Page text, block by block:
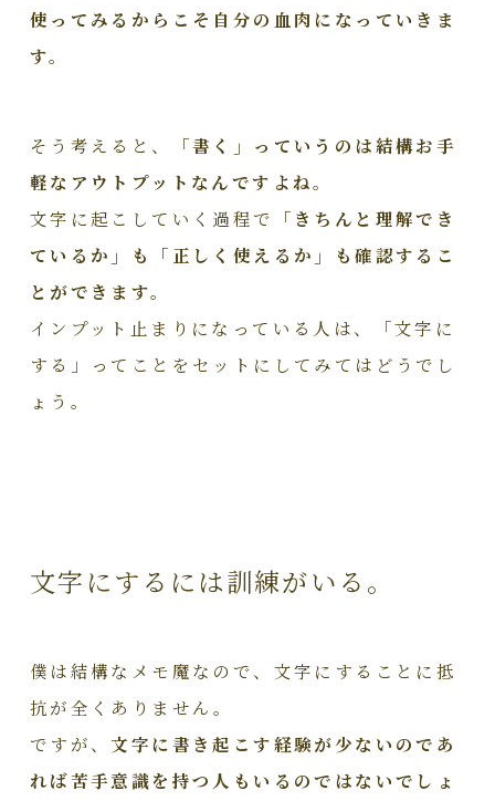
使ってみるからこそ自分の血肉になっていきま
す。
そう考えると、
「書く」っていうのは結構お手
軽なアウトプットなんですよね。
文字に起こしていく過程で
「きちんと理解でき
ているか」も「正しく使えるか」も確認するこ
とができます。
インプット止まりになっている人は、「文字に
する」ってことをセットにしてみてはどうでし
ょう。
文字にするには訓練がいる。
僕は結構なメモ魔なので、文字にすることに抵
抗が全くありません。
ですが、 文字に書き起こす経験が少ないのであ
れば苦手意識を持つ人もいるのではないでしょ